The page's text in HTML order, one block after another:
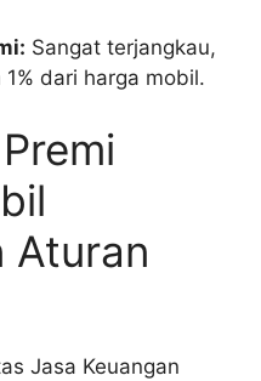
Sangat terjangkau,
dari harga mobil.
Aturan
Jasa Keuangan